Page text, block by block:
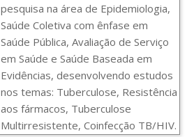
pesquisa na área de Epidemiologia,
Saúde Coletiva com ênfase em
Saúde Pública, Avaliação de Serviço
em Saúde e Saúde Baseada em
Evidências, desenvolvendo estudos
nos temas: Tuberculose, Resistência
aos fármacos, Tuberculose
Multirresistente, Coinfecção TB/HIV.